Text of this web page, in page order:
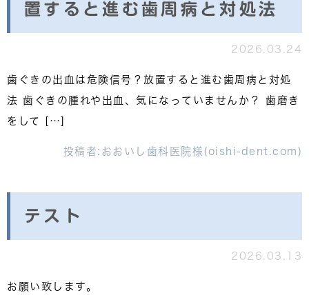
置すると進む歯周病と対処法
2026.03.24
歯ぐきの出血は危険信号？放置すると進む歯周病と対処
法 歯ぐきの腫れや出血、気になっていませんか？ 歯磨き
をして […]
投稿者: おおいし歯科医院様(oishi-dent.com)
テスト
2026.03.13
お願い致します。